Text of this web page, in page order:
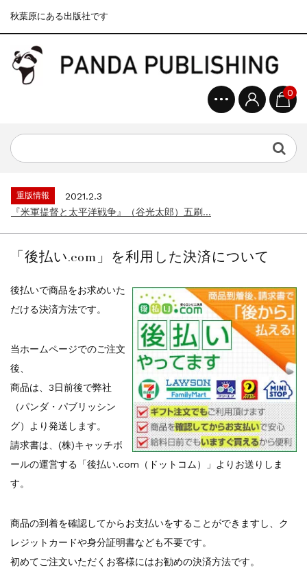
秋葉原にある出版社です
0
『F-2超入門』（関 賢太郎）三刷...
重版情報
2021.3.25
重版情報
2021.2.3
『米軍提督と太平洋戦争』（谷光太郎）五刷...
重版情報
2020.12.18
重版情報
2020.12.18
『F-2超入門』（関 賢太郎）三刷...
『〈決定版〉ソ連・ロシア 戦車王国の系譜...
『米軍提督と太平洋戦争』（谷光太郎）五刷...
重版情報
2020.12.18
『「砲兵」から見た世界大戦』（古峰文三）...
重版情報
2020.12.18
『日本陸海軍はなぜロジスティクスを軽視し...
重版情報
2020.12.18
「後払い.com」を利用した決済について
後払いで商品をお求めいた
だける決済方法です。
当ホームページでのご注文
後、
商品は、3日前後で弊社
（パンダ・パブリッシン
グ）より発送します。
請求書は、(株)キャッチボ
ールの運営する「後払い.com（ドットコム）」よりお送りしま
す。
商品の到着を確認してからお支払いをすることができますし、ク
レジットカードや身分証明書なども不要です。
初めてご注文いただくお客様にはお勧めの決済方法です。